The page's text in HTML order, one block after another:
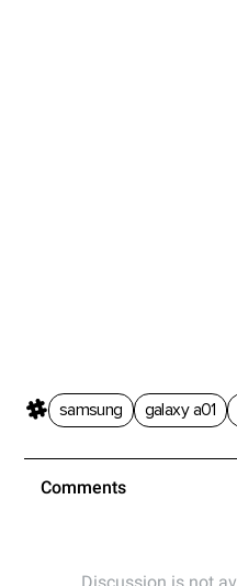
samsung galaxy a01